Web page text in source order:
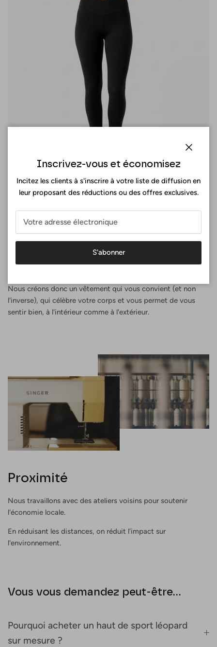
Un ajustement parfait
Chez Surania, la coupe parfaite n'est pas une taille, c'est une
sélectionnant vos mensurations exactes, en choisissant la
Nous créons donc un vêtement qui vous convient (et non
l'inverse), qui célèbre votre corps et vous permet de vous
sentir bien, à l'intérieur comme à l'extérieur.
Proximité
Nous travaillons avec des ateliers voisins pour soutenir
l'économie locale.
En réduisant les distances, on réduit l'impact sur
l'environnement.
Vous vous demandez peut-être...
Pourquoi acheter un haut de sport léopard
sur mesure ?
Inscrivez-vous et économisez
Incitez les clients à s'inscrire à votre liste de diffusion en
leur proposant des réductions ou des offres exclusives.
S'abonner